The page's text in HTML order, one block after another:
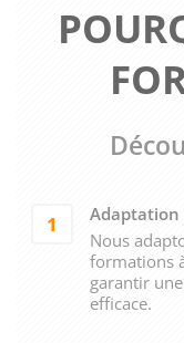
1
Adaptation
Nous
formations
garantir
efficace.